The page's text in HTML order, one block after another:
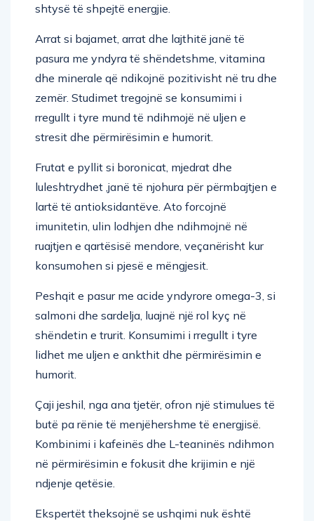
shtysë të shpejtë energjie.
Arrat si bajamet, arrat dhe lajthitë janë të
pasura me yndyra të shëndetshme, vitamina
dhe minerale që ndikojnë pozitivisht në tru dhe
zemër. Studimet tregojnë se konsumimi i
rregullt i tyre mund të ndihmojë në uljen e
stresit dhe përmirësimin e humorit.
Frutat e pyllit si boronicat, mjedrat dhe
luleshtrydhet ,janë të njohura për përmbajtjen e
lartë të antioksidantëve. Ato forcojnë
imunitetin, ulin lodhjen dhe ndihmojnë në
ruajtjen e qartësisë mendore, veçanërisht kur
konsumohen si pjesë e mëngjesit.
Peshqit e pasur me acide yndyrore omega-3, si
salmoni dhe sardelja, luajnë një rol kyç në
shëndetin e trurit. Konsumimi i rregullt i tyre
lidhet me uljen e ankthit dhe përmirësimin e
humorit.
Çaji jeshil, nga ana tjetër, ofron një stimulues të
butë pa rënie të menjëhershme të energjisë.
Kombinimi i kafeinës dhe L-teaninës ndihmon
në përmirësimin e fokusit dhe krijimin e një
ndjenje qetësie.
Ekspertët theksojnë se ushqimi nuk është